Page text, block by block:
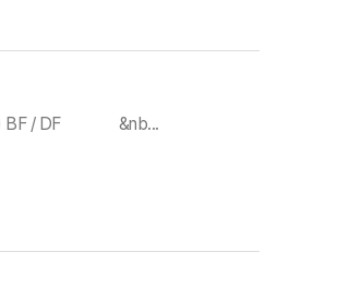
2) BF / DF &nb...